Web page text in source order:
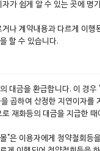
가 쉽게 알 수 있는 곳에 명
나 계약내용과 다르게 이행
할 수 있습니다.
대금을 환급합니다. 이 경
곱하여 산정한 지연이자를
재화등의 대금을 지급한
"은 이용자에게 청약철회등